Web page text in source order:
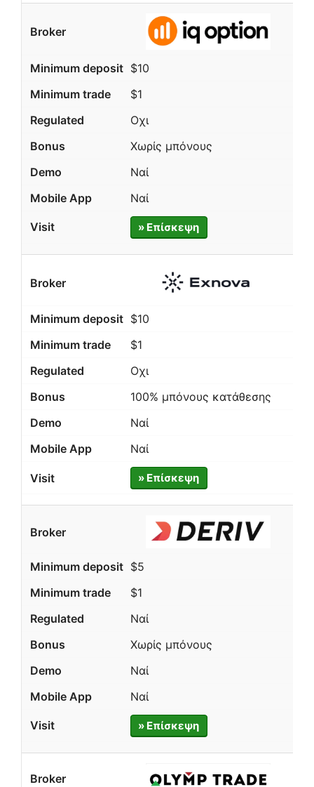
$10
$1
Οχι
Χωρίς μπόνους
Ναί
Ναί
» Επίσκεψη
$10
$1
Οχι
100% μπόνους κατάθεσης
Ναί
Ναί
» Επίσκεψη
$5
$1
Ναί
Χωρίς μπόνους
Ναί
Ναί
» Επίσκεψη